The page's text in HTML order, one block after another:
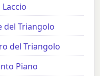
del Triangolo
del Triangolo
Piano